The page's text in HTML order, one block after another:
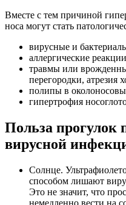
Вместе с тем причиной
носа могут стать
вирусные и
аллергические
травмы или
перегородки, атрезия
полипы в
гипертрофия
Польза прогулок
вирусной
Солнце.
способом лишают
Это не значит, что
немедленно вести на